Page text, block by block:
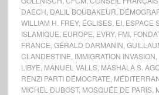
DAECH DALIL BOUBAKEUR
WILLIAM H. FREY, ÉGLISES, EI, ESPACE
ISLAMIQUE EUROPE EVRY, FMI,
FRANCE GÉRALD DARMANIN
CLANDESTINE IMMIGRATION INVASION
LIBYE MANUEL VALLS, MASHALA S.
RENZI PARTI DÉMOCRATE
MICHEL DUBOST, MOSQUÉE DE PARIS,